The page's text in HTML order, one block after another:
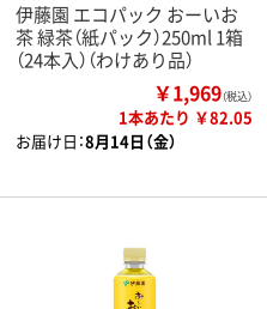
伊藤園 エコパック おーいお
茶 緑茶（紙パック）250ml 1箱
（24本入）（わけあり品）
￥1,969（税込）
1本あたり ￥82.05
お届け日：8月14日（金）